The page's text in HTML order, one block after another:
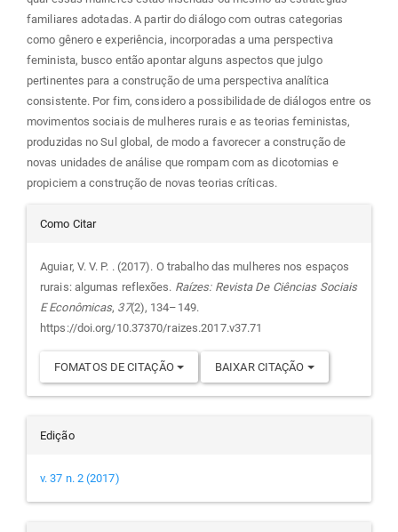
familiares adotadas. A partir do diálogo com outras categorias
como gênero e experiência, incorporadas a uma perspectiva
feminista, busco então apontar alguns aspectos que julgo
pertinentes para a construção de uma perspectiva analítica
consistente. Por fim, considero a possibilidade de diálogos entre os
movimentos sociais de mulheres rurais e as teorias feministas,
produzidas no Sul global, de modo a favorecer a construção de
novas unidades de análise que rompam com as dicotomias e
propiciem a construção de novas teorias críticas.
Detalhes
do
artigo
Como Citar
Aguiar, V. V. P. . (2017). O trabalho das mulheres nos espaços
rurais: algumas reflexões. Raízes: Revista De Ciências Sociais
E Econômicas, 37(2), 134–149.
https://doi.org/10.37370/raizes.2017.v37.71
FOMATOS DE CITAÇÃO BAIXAR CITAÇÃO
Edição
v. 37 n. 2 (2017)